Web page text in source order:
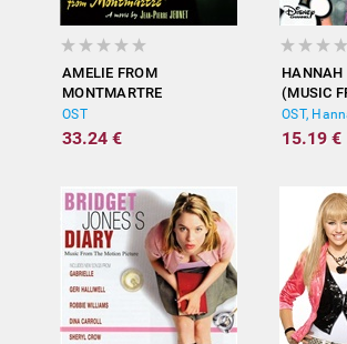
AMELIE FROM
MONTMARTRE
(ORIGINAL
SOUNDTRACK)
OST
33.24 €
HANNAH
(MUSIC
SHOW)
OST,
15.19 €